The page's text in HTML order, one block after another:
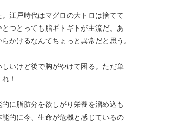
江戸時代はマグロの大トロは捨てて
つとっても脂ギトギトが主流だ。あ
かけるなんてちょっと異常だと思う。
いけど後で胸がやけて困る。ただ単
！
に脂肪分を欲しがり栄養を溜め込も
的に今、生命が危機と感じているの